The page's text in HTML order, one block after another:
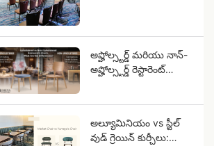
OEM గైడ్
అప్హోల్స్టర్డ్ మరియు నాన్-
అప్హోల్స్టర్డ్ రెస్టారెంట్
అల్యూమినియం vs స్టీల్
వుడ్ గ్రెయిన్ కుర్చీలు: